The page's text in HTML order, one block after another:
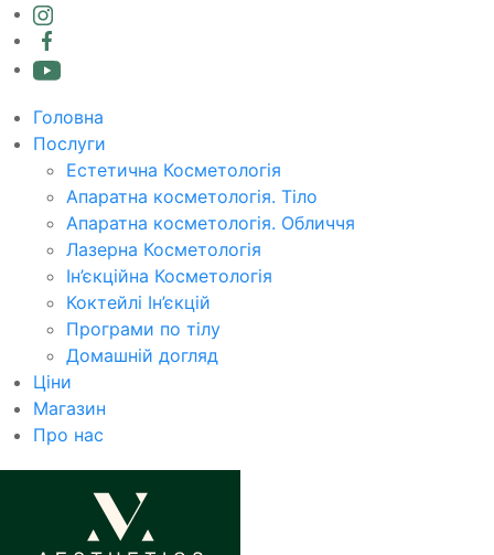
Головна
Послуги
Естетична Косметологія
Апаратна косметологія. Тіло
Апаратна косметологія. Обличчя
Лазерна Косметологія
Ін’єкційна Косметологія
Коктейлі Ін’єкцій
Програми по тілу
Домашній догляд
Ціни
Магазин
Про нас